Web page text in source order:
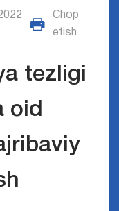
Chop
etish
tezligi
oid